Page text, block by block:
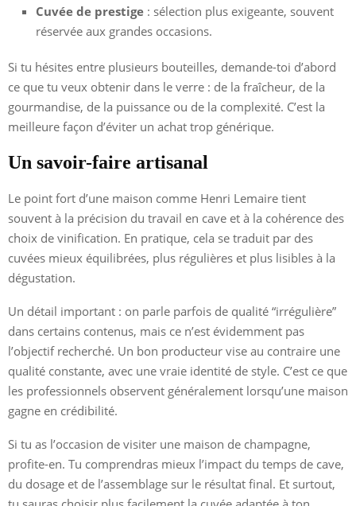
Cuvée de prestige : sélection plus exigeante, souvent
réservée aux grandes occasions.
Si tu hésites entre plusieurs bouteilles, demande-toi d’abord
ce que tu veux obtenir dans le verre : de la fraîcheur, de la
gourmandise, de la puissance ou de la complexité. C’est la
meilleure façon d’éviter un achat trop générique.
Un savoir-faire artisanal
Le point fort d’une maison comme Henri Lemaire tient
souvent à la précision du travail en cave et à la cohérence des
choix de vinification. En pratique, cela se traduit par des
cuvées mieux équilibrées, plus régulières et plus lisibles à la
dégustation.
Un détail important : on parle parfois de qualité “irrégulière”
dans certains contenus, mais ce n’est évidemment pas
l’objectif recherché. Un bon producteur vise au contraire une
qualité constante, avec une vraie identité de style. C’est ce que
les professionnels observent généralement lorsqu’une maison
gagne en crédibilité.
Si tu as l’occasion de visiter une maison de champagne,
profite-en. Tu comprendras mieux l’impact du temps de cave,
du dosage et de l’assemblage sur le résultat final. Et surtout,